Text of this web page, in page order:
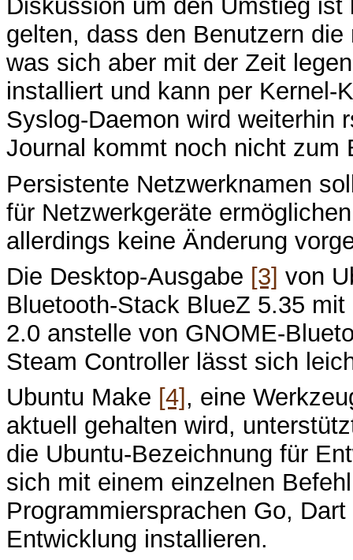
Diskussion um den Umstieg
gelten, dass den Benutzern
was sich aber mit der Zeit
installiert und kann per Kernel-
Syslog-Daemon wird weiterhin
Journal kommt noch nicht zum
Persistente Netzwerknamen
für Netzwerkgeräte
allerdings keine Änderung
Die Desktop-Ausgabe [3] von
Bluetooth-Stack BlueZ 5.35
2.0 anstelle von GNOME-
Steam Controller lässt sich
Ubuntu Make [4] , eine
aktuell gehalten wird,
die Ubuntu-Bezeichnung für
sich mit einem einzelnen
Programmiersprachen Go,
Entwicklung installieren.